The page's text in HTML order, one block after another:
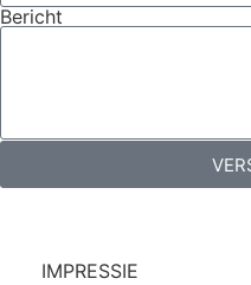
Bericht
IMPRESSIE